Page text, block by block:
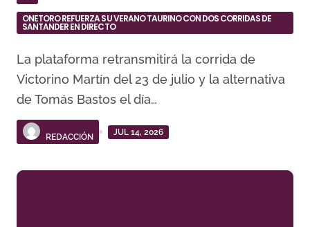
ONETORO REFUERZA SU VERANO TAURINO CON DOS CORRIDAS DE
SANTANDER EN DIRECTO
La plataforma retransmitirá la corrida de
Victorino Martín del 23 de julio y la alternativa
de Tomás Bastos el día…
REDACCIÓN
JUL 14, 2026